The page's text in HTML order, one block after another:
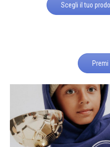
Scegli il tuo